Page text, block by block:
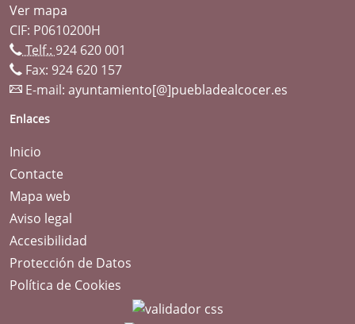
Ver mapa
CIF: P0610200H
Telf.: 924 620 001
Fax: 924 620 157
E-mail: ayuntamiento[@]puebladealcocer.es
Enlaces
Inicio
Contacte
Mapa web
Aviso legal
Accesibilidad
Protección de Datos
Política de Cookies